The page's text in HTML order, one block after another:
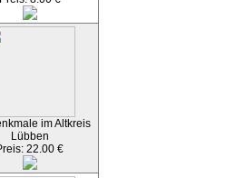
im Altkreis
Lübben
22.00 €